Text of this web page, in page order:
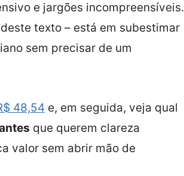
e jargões incompreensíveis.
texto – está em subestimar
sem precisar de um
48,54 e, em seguida, veja qual
que querem clareza
valor sem abrir mão de